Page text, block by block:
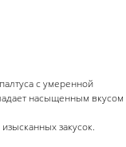
с умеренной
насыщенным вкусом
закусок.